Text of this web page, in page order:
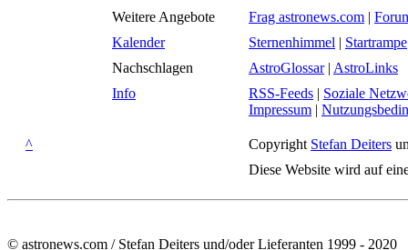
Weitere Angebote
Frag astronews.com |
Kalender
Sternenhimmel | Startrampe
Nachschlagen
AstroGlossar| AstroLinks
Info
RSS-Feeds | Soziale
Impressum |
^ Copyright Stefan Deiters
Diese Website wird auf
© astronews.com / Stefan Deiters und/oder Lieferanten 1999 - 2020